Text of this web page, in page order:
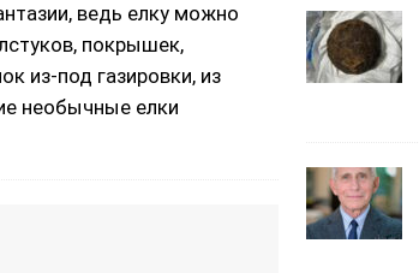
ведь елку можно
покрышек,
из-под газировки, из
необычные елки